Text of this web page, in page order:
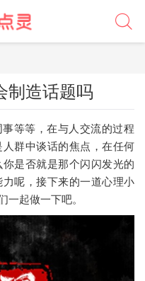
制造话题吗
等等，在与人交流的过程
群中谈话的焦点，在任何
是否就是那个闪闪发光的
呢，接下来的一道心理小
一起做一下吧。